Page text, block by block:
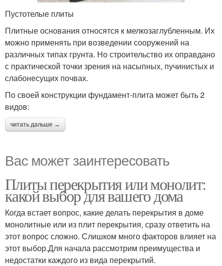
Пустотелые плиты
Плитные основания относятся к мелкозаглубленным. Их
можно применять при возведении сооружений на
различных типах грунта. Но строительство их оправдано
с практической точки зрения на насыпных, пучинистых и
слабонесущих почвах.
По своей конструкции фундамент-плита может быть 2
видов:
читать дальше →
Вас может заинтересовать
Плиты перекрытия или монолит:
какой выбор для вашего дома
Когда встает вопрос, какие делать перекрытия в доме
монолитные или из плит перекрытия, сразу ответить на
этот вопрос сложно. Слишком много факторов влияет на
этот выбор.Для начала рассмотрим преимущества и
недостатки каждого из вида перекрытий.